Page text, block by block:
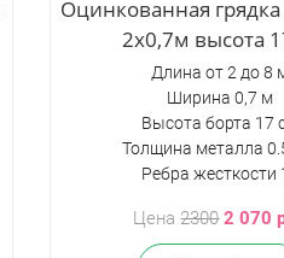
Оцинкованная
2х0,7м высота
Длина от 2 до 8
Ширина 0,7 м
Высота борта 17
Толщина металла
Ребра жесткости
Цена2300 2 070